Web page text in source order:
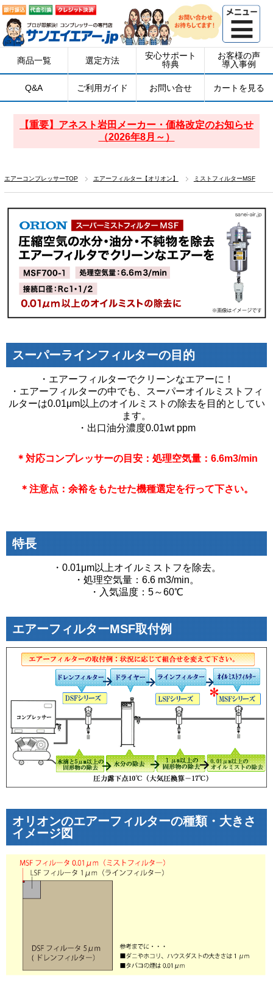
【重要】アネスト岩田メーカー・価格改定のお知らせ
（2026年8月～）
商品一覧 選定方法
安心サポート
特典
お客様の声
導入事例
Q&A ご利用ガイド お問い合せ カートを見る
エアーコンプレッサーTOP エアーフィルター【オリオン】 ミストフィルターMSF
スーパーラインフィルターの目的
・エアーフィルターでクリーンなエアーに！
・エアーフィルターの中でも、スーパーオイルミストフィ
ルターは0.01μm以上のオイルミストの除去を目的としてい
ます。
・出口油分濃度0.01wt ppm
＊対応コンプレッサーの目安：処理空気量：6.6m3/min
＊注意点：余裕をもたせた機種選定を行って下さい。
特長
・0.01μm以上オイルミストフを除去。
・処理空気量：6.6 m3/min。
・入気温度：5～60℃
エアーフィルターMSF取付例
オリオンのエアーフィルターの種類・大きさ
イメージ図